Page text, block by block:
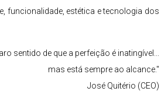
funcionalidade, estética e tecnologia dos
sentido de que a perfeição é inatingível...
mas está sempre ao alcance."
José Quitério (CEO)